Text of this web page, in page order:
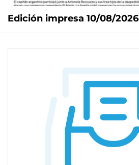
Edición impresa 10/08/2026